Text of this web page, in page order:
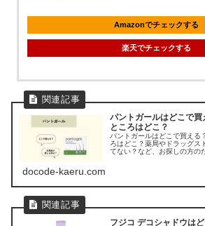
Amazonでチェックする
楽天でチェックする
パントガールはどこで
ところはどこ？
パントガールはどこで買える
ろはどこ？薬局やドラッグス
てない？など、お探しの方の
docode-kaeru.com
フジコ デコシャドウは